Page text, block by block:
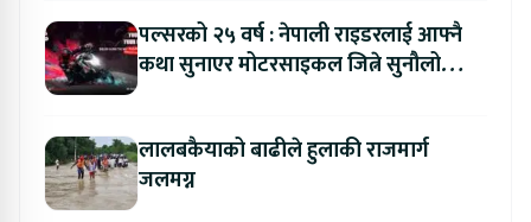
पल्सरको २५ वर्ष : नेपाली राइडरलाई आफ्नै
कथा सुनाएर मोटरसाइकल जित्ने सुनौलो
लालबकैयाको बाढीले हुलाकी राजमार्ग
जलमग्न